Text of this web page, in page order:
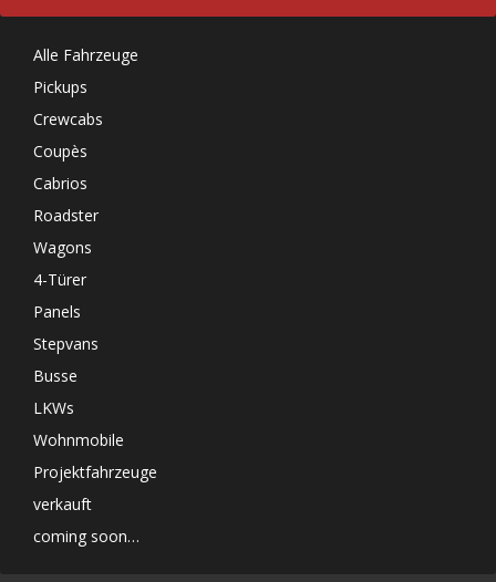
Alle Fahrzeuge
Pickups
Crewcabs
Coupès
Cabrios
Roadster
Wagons
4-Türer
Panels
Stepvans
Busse
LKWs
Wohnmobile
Projektfahrzeuge
verkauft
coming soon…